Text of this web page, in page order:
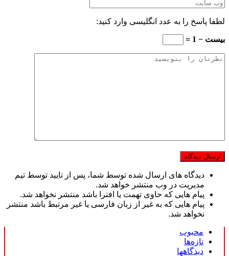
لطفا پاسخ را به عدد انگلیسی وارد کنید:
بیست − 1 =
دیدگاه های ارسال شده توسط شما، پس از تایید توسط تیم
مدیریت در وب منتشر خواهد شد.
پیام هایی که حاوی تهمت یا افترا باشد منتشر نخواهد شد.
پیام هایی که به غیر از زبان فارسی یا غیر مرتبط باشد منتشر
نخواهد شد.
محبوب
تازه‌ها
دیدگاهها